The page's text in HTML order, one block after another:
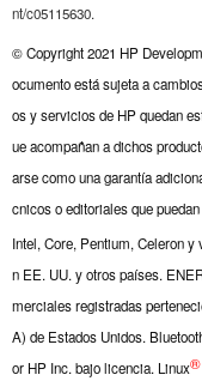
nt/c05115630.
© Copyright 2021 HP
ocumento está sujeta a
os y servicios de HP quedan
ue acompañan a dichos
arse como una garantía
cnicos o editoriales que
Intel, Core, Pentium, Celeron y
n EE. UU. y otros países.
merciales registradas
A) de Estados Unidos.
or HP Inc. bajo licencia. Linux®